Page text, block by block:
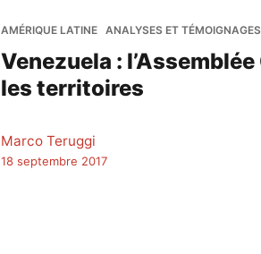
AMÉRIQUE LATINE ANALYSES ET TÉMOIGNAGES
Venezuela :
les territoires
Marco Teruggi
18 septembre 2017